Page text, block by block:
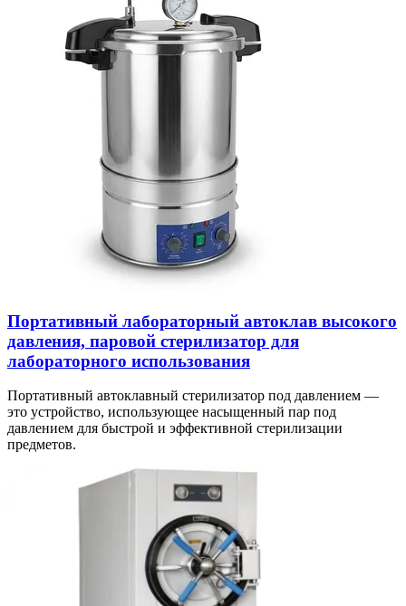
Портативный лабораторный автоклав высокого
давления, паровой стерилизатор для
лабораторного использования
Портативный автоклавный стерилизатор под давлением —
это устройство, использующее насыщенный пар под
давлением для быстрой и эффективной стерилизации
предметов.